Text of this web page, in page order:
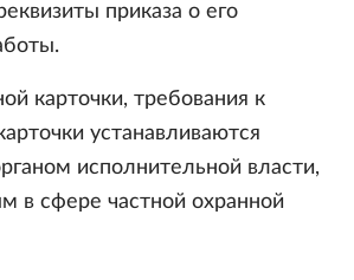
приказа о его
карточки, требования к
устанавливаются
исполнительной власти,
в сфере частной охранной